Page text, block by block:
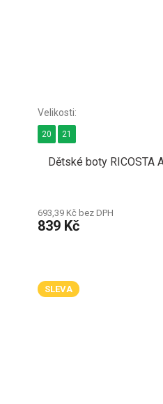
Dětské boty RICOSTA
693,39 Kč bez DPH
839 Kč
20 21
SLEVA